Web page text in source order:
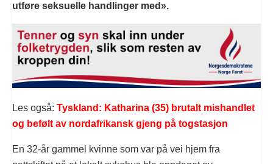
utføre seksuelle handlinger med».
Les også: Tyskland: Katharina (35) brutalt mishandlet
og befølt av nordafrikansk gjeng på togstasjon
En 32-år gammel kvinne som var på vei hjem fra